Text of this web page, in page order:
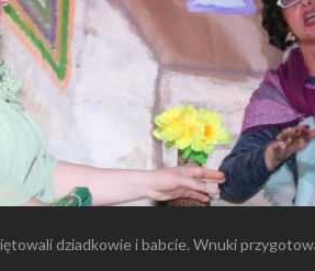
dziadkowie i babcie. Wnuki